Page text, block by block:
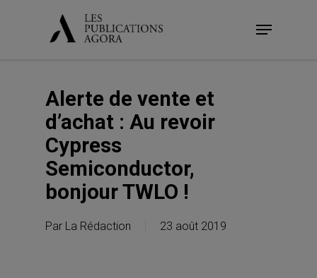
Menu
Alerte de vente et
d’achat : Au revoir
Cypress
Semiconductor,
bonjour TWLO !
Par La Rédaction 23 août 2019